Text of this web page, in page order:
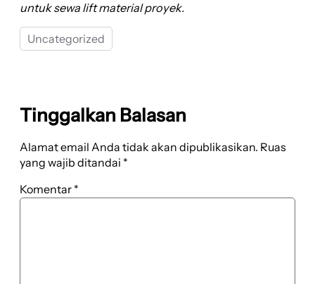
untuk sewa lift material proyek.
Uncategorized
Tinggalkan Balasan
Alamat email Anda tidak akan dipublikasikan. Ruas
yang wajib ditandai *
Komentar *